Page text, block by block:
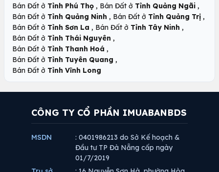
Bán Đất ở Tỉnh Phú Thọ , Bán Đất ở Tỉnh Quảng Ngãi ,
Bán Đất ở Tỉnh Quảng Ninh , Bán Đất ở Tỉnh Quảng Trị ,
Bán Đất ở Tỉnh Sơn La , Bán Đất ở Tỉnh Tây Ninh ,
Bán Đất ở Tỉnh Thái Nguyên ,
Bán Đất ở Tỉnh Thanh Hoá ,
Bán Đất ở Tỉnh Tuyên Quang ,
Bán Đất ở Tỉnh Vĩnh Long
CÔNG TY CỔ PHẦN IMUABANBDS
MSDN
: 0401986213 do Sở Kế hoạch &
Đầu tư TP Đà Nẵng cấp ngày
01/7/2019